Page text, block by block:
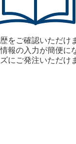
をご確認いただけ
報の入力が簡便に
にご発注いただけ